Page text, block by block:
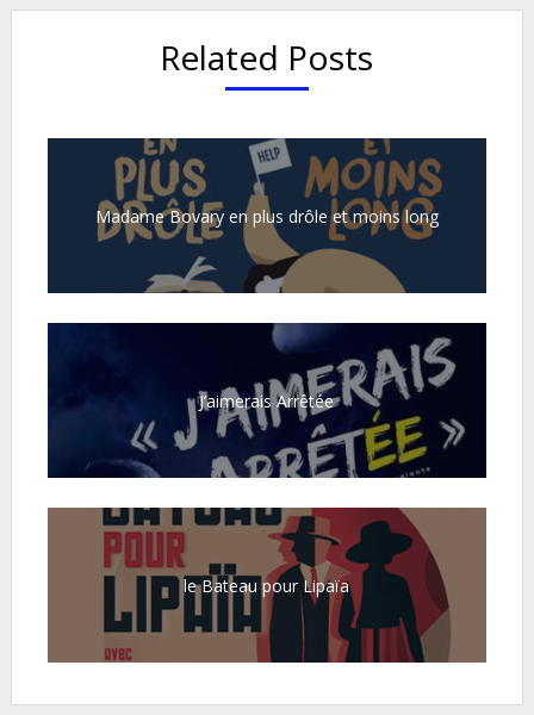
Related Posts
Madame Bovary en plus drôle et moins long
J’aimerais Arrêtée
le Bateau pour Lipaïa